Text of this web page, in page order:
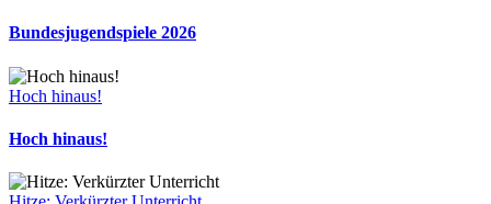
Bundesjugendspiele 2026
Hoch hinaus!
Hoch hinaus!